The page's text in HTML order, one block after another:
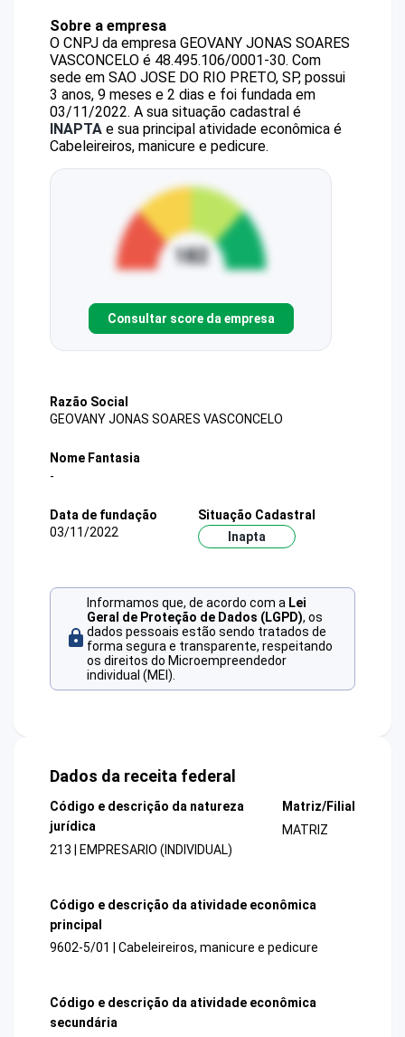
Sobre a empresa
O CNPJ da empresa GEOVANY JONAS SOARES
VASCONCELO é 48.495.106/0001-30. Com
sede em SAO JOSE DO RIO PRETO, SP, possui
3 anos, 9 meses e 2 dias e foi fundada em
03/11/2022. A sua situação cadastral é
INAPTA e sua principal atividade econômica é
Cabeleireiros, manicure e pedicure.
Consultar score da empresa
Razão Social
GEOVANY JONAS SOARES VASCONCELO
Nome Fantasia
-
Data de fundação
03/11/2022
Situação Cadastral
Inapta
Informamos que, de acordo com a Lei
Geral de Proteção de Dados (LGPD), os
dados pessoais estão sendo tratados de
forma segura e transparente, respeitando
os direitos do Microempreendedor
individual (MEI).
Dados da receita federal
Código e descrição da natureza
jurídica
213 | EMPRESARIO (INDIVIDUAL)
Matriz/Filial
MATRIZ
Código e descrição da atividade econômica
principal
9602-5/01 | Cabeleireiros, manicure e pedicure
Código e descrição da atividade econômica
secundária